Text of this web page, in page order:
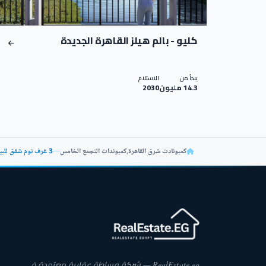
كليو - بالم هيلز القاهرة الجديدة
يبدأ من
14.3 مليون
الاستلام
2030
كمبونادت شرق القاهرة,كمبوندات التجمع الخامس—3 غرف نوم شقق للبيع في بالم هيلز 142 متر